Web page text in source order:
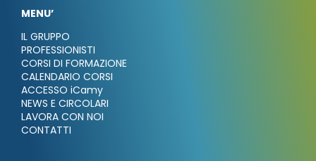
MENU’
IL GRUPPO
PROFESSIONISTI
CORSI DI FORMAZIONE
CALENDARIO CORSI
ACCESSO iCamy
NEWS E CIRCOLARI
LAVORA CON NOI
CONTATTI